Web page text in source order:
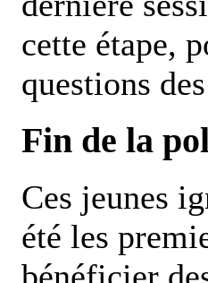
cette étape,
questions
Fin de la
Ces jeunes
été les